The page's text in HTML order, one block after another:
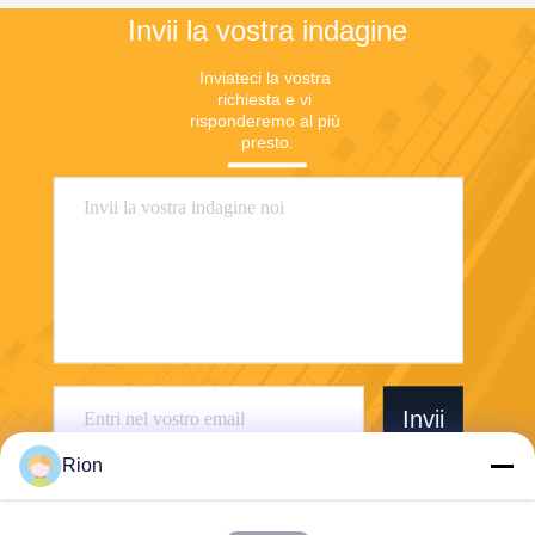
Invii la vostra indagine
Inviateci la vostra
richiesta e vi
risponderemo al più
presto.
Invii
Rion